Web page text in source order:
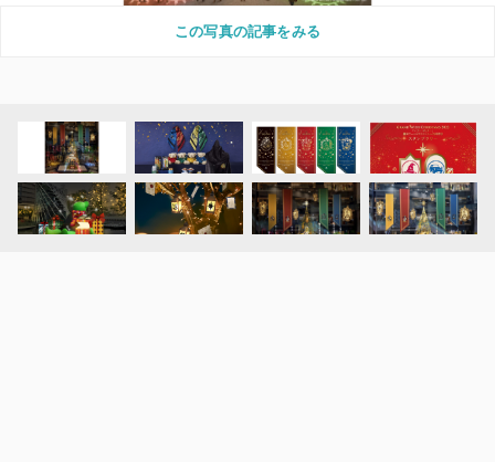
この写真の記事をみる